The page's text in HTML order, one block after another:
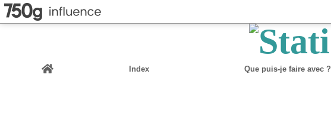
Home
Index Que puis-je faire avec ?